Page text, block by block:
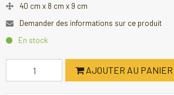
40 cm x 8 cm x 9 cm
Demander des informations sur ce produit
En stock
AJOUTER AU PANIER